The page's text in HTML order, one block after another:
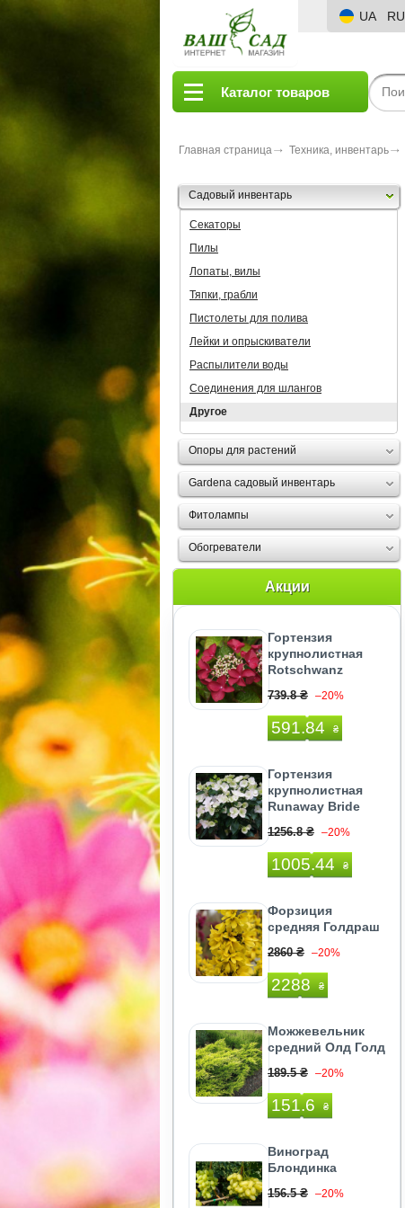
UA RU
Каталог товаров
Главная страница Техника, инвентарь
Садовый инвентарь
Секаторы
Пилы
Лопаты, вилы
Тяпки, грабли
Пистолеты для полива
Лейки и опрыскиватели
Распылители воды
Соединения для шлангов
Другое
Опоры для растений
Gardena садовый инвентарь
Фитолампы
Обогреватели
Акции
Гортензия
крупнолистная
Rotschwanz
739.8 ₴ –20%
591.84 ₴
Гортензия
крупнолистная
Runaway Bride
1256.8 ₴ –20%
1005.44 ₴
Форзиция
средняя Голдраш
2860 ₴ –20%
2288 ₴
Можжевельник
средний Олд Голд
189.5 ₴ –20%
151.6 ₴
Виноград
Блондинка
156.5 ₴ –20%